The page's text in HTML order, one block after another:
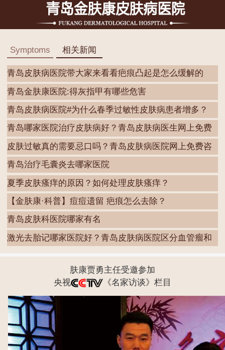
Symptoms 相关新闻
青岛皮肤病医院带大家来看看疤痕凸起是怎么缓解的
青岛金肤康医院:得灰指甲有哪些危害
青岛皮肤病医院#为什么春季过敏性皮肤病患者增多？
青岛哪家医院治疗皮肤病好？青岛皮肤病医生网上免费
咨
皮肤过敏真的需要忌口吗？青岛皮肤病医院网上免费咨
询
青岛治疗毛囊炎去哪家医院
夏季皮肤瘙痒的原因？如何处理皮肤瘙痒？
【金肤康·科普】痘痘遗留 疤痕怎么去除？
青岛皮肤科医院哪家有名
激光去胎记哪家医院好？青岛皮肤病医院区分血管瘤和
肤康贾勇主任受邀参加
央视
《名家访谈》栏目